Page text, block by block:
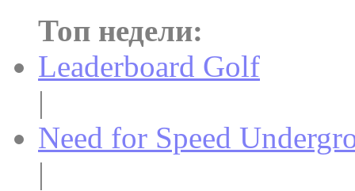
Топ недели:
Leaderboard Golf
|
Need for Speed
|